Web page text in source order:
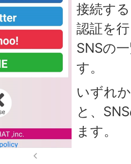
接続す
認証を
SNSの
す。
いずれ
と、
ます。